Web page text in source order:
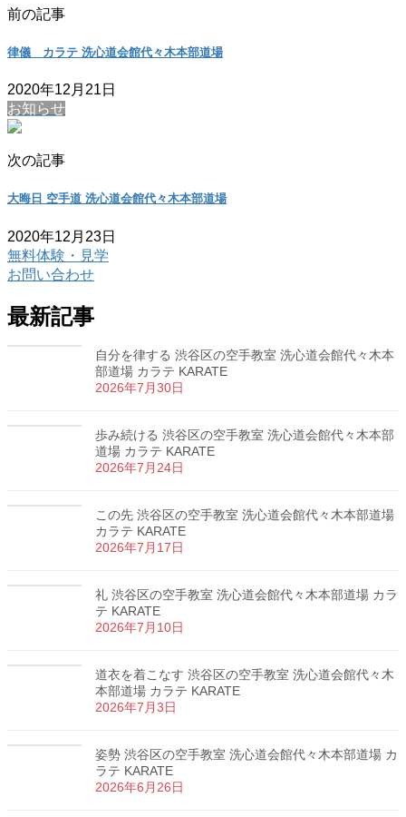
前の記事
律儀 カラテ 洗心道会館代々木本部道場
2020年12月21日
お知らせ
次の記事
大晦日 空手道 洗心道会館代々木本部道場
2020年12月23日
無料体験・見学
お問い合わせ
最新記事
自分を律する 渋谷区の空手教室 洗心道会館代々木本
部道場 カラテ KARATE
2026年7月30日
歩み続ける 渋谷区の空手教室 洗心道会館代々木本部
道場 カラテ KARATE
2026年7月24日
この先 渋谷区の空手教室 洗心道会館代々木本部道場
カラテ KARATE
2026年7月17日
礼 渋谷区の空手教室 洗心道会館代々木本部道場 カラ
テ KARATE
2026年7月10日
道衣を着こなす 渋谷区の空手教室 洗心道会館代々木
本部道場 カラテ KARATE
2026年7月3日
姿勢 渋谷区の空手教室 洗心道会館代々木本部道場 カ
ラテ KARATE
2026年6月26日